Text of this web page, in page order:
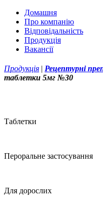
Домашня
Про компанію
Відповідальність
Продукція
Вакансії
Продукція | Рецептурні
таблетки 5мг №30
Таблетки
Пероральне застосування
Для дорослих